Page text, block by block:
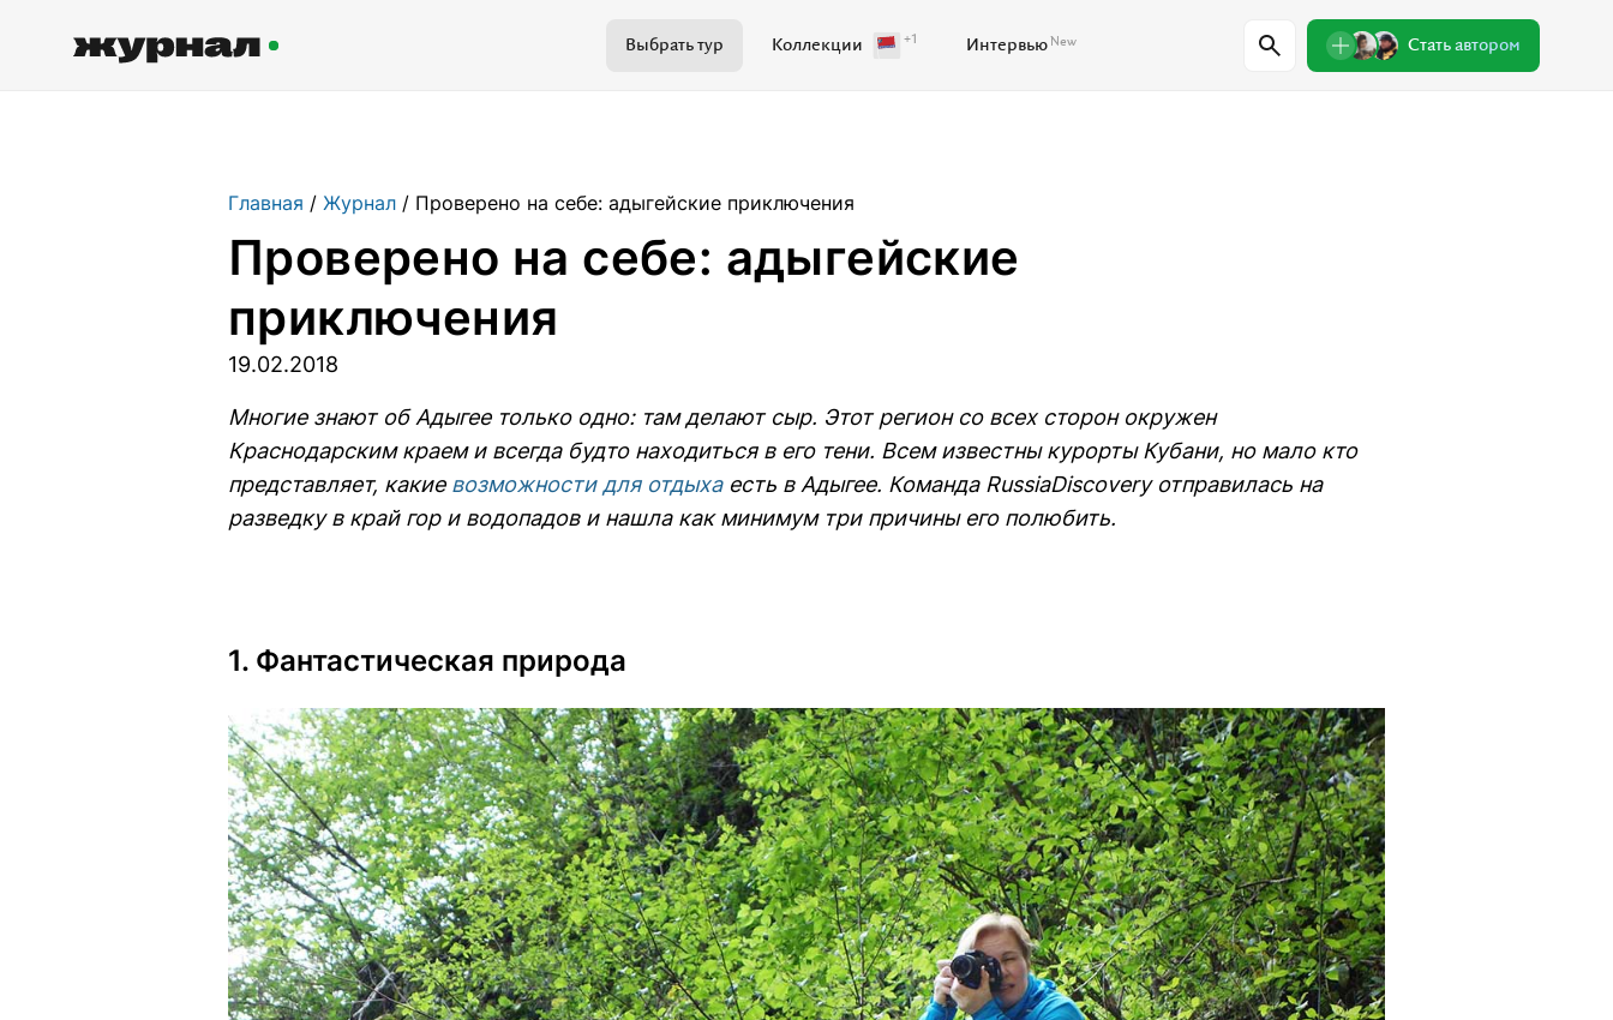
Выбрать тур Коллекции +1 Интервью New Стать автором
Кейсы Вдохновение Путеводители Интервью
Пишем о России, чтобы родная
земля перестала быть Terra
Авторы Скоро
Сотрудничаем с мастерами слова,
влюбленными в путешествия.
Главная Журнал Проверено на себе: адыгейские приключения
Проверено на себе: адыгейские
приключения
19.02.2018
Многие знают об Адыгее только одно: там делают сыр. Этот регион со всех сторон окружен
Краснодарским краем и всегда будто находиться в его тени. Всем известны курорты Кубани, но мало кто
представляет, какие возможности для отдыхаесть в Адыгее. Команда RussiaDiscovery отправилась на
разведку в край гор и водопадов и нашла как минимум три причины его полюбить.
1. Фантастическая природа